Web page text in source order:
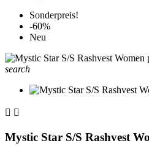
Sonderpreis!
-60%
Neu
search
 
Mystic Star S/S Rashvest